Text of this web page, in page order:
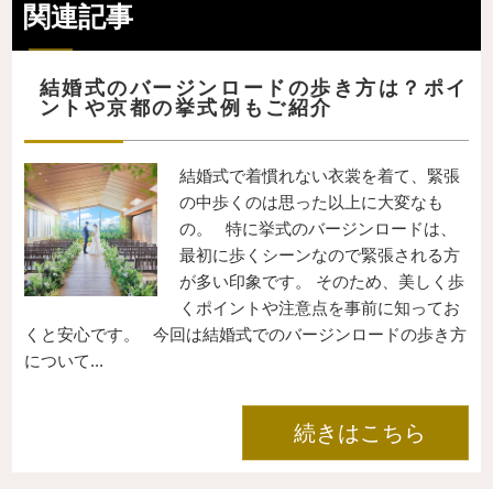
関連記事
結婚式のバージンロードの歩き方は？ポイ
ントや京都の挙式例もご紹介
結婚式で着慣れない衣裳を着て、緊張
の中歩くのは思った以上に大変なも
の。 特に挙式のバージンロードは、
最初に歩くシーンなので緊張される方
が多い印象です。 そのため、美しく歩
くポイントや注意点を事前に知ってお
くと安心です。 今回は結婚式でのバージンロードの歩き方
について...
続きはこちら